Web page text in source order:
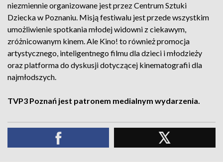
niezmiennie organizowane jest przez Centrum Sztuki
Dziecka w Poznaniu. Misją festiwalu jest przede wszystkim
umożliwienie spotkania młodej widowni z ciekawym,
zróżnicowanym kinem. Ale Kino! to również promocja
artystycznego, inteligentnego filmu dla dzieci i młodzieży
oraz platforma do dyskusji dotyczącej kinematografii dla
najmłodszych.
TVP3 Poznań jest patronem medialnym wydarzenia.